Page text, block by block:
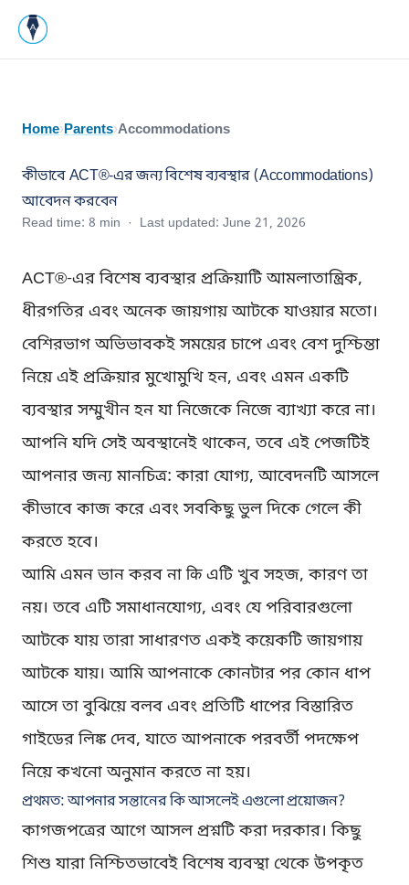
Home›Parents›Accommodations
কীভাবে ACT®-এর জন্য বিশেষ ব্যবস্থার (Accommodations)
আবেদন করবেন
Read time: 8 min · Last updated: June 21, 2026
ACT®-এর বিশেষ ব্যবস্থার প্রক্রিয়াটি আমলাতান্ত্রিক,
ধীরগতির এবং অনেক জায়গায় আটকে যাওয়ার মতো।
বেশিরভাগ অভিভাবকই সময়ের চাপে এবং বেশ দুশ্চিন্তা
নিয়ে এই প্রক্রিয়ার মুখোমুখি হন, এবং এমন একটি
ব্যবস্থার সম্মুখীন হন যা নিজেকে নিজে ব্যাখ্যা করে না।
আপনি যদি সেই অবস্থানেই থাকেন, তবে এই পেজটিই
আপনার জন্য মানচিত্র: কারা যোগ্য, আবেদনটি আসলে
কীভাবে কাজ করে এবং সবকিছু ভুল দিকে গেলে কী
করতে হবে।
আমি এমন ভান করব না कि এটি খুব সহজ, কারণ তা
নয়। তবে এটি সমাধানযোগ্য, এবং যে পরিবারগুলো
আটকে যায় তারা সাধারণত একই কয়েকটি জায়গায়
আটকে যায়। আমি আপনাকে কোনটার পর কোন ধাপ
আসে তা বুঝিয়ে বলব এবং প্রতিটি ধাপের বিস্তারিত
গাইডের লিঙ্ক দেব, যাতে আপনাকে পরবর্তী পদক্ষেপ
নিয়ে কখনো অনুমান করতে না হয়।
প্রথমত: আপনার সন্তানের কি আসলেই এগুলো প্রয়োজন?
কাগজপত্রের আগে আসল প্রশ্নটি করা দরকার। কিছু
শিশু যারা নিশ্চিতভাবেই বিশেষ ব্যবস্থা থেকে উপকৃত